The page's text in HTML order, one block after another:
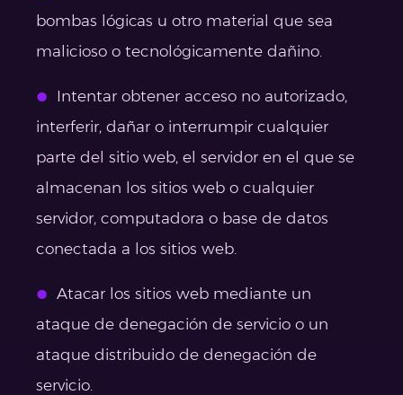
bombas lógicas u otro material que sea
malicioso o tecnológicamente dañino.
Intentar obtener acceso no autorizado,
interferir, dañar o interrumpir cualquier
parte del sitio web, el servidor en el que se
almacenan los sitios web o cualquier
servidor, computadora o base de datos
conectada a los sitios web.
Atacar los sitios web mediante un
ataque de denegación de servicio o un
ataque distribuido de denegación de
servicio.